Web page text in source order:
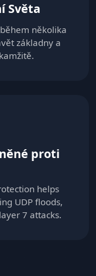
Světa
několika
základny a
proti
helps
UDP floods,
7 attacks.